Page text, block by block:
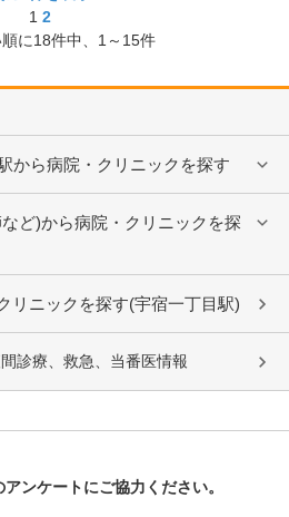
1 2
に18件中、 1～15件
から病院・クリニックを探す
ど)から病院・クリニックを探
リニックを探す(宇宿一丁目駅)
診療、救急、当番医情報
アンケートにご協力ください。